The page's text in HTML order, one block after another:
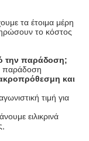
τα έτοιμα μέρη
το κόστος
την παράδοση;
παράδοση
και
τιμή για
ειλικρινά